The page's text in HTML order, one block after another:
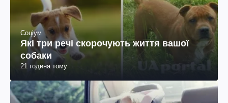
Соціум
Які три речі скорочують життя вашої
собаки
21 година тому